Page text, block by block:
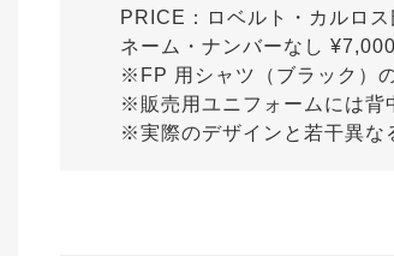
PRICE：ロベルト・カルロ
ネーム・ナンバーなし ¥7,000
※FP 用シャツ（ブラック）
※販売用ユニフォームには背
※実際のデザインと若干異な